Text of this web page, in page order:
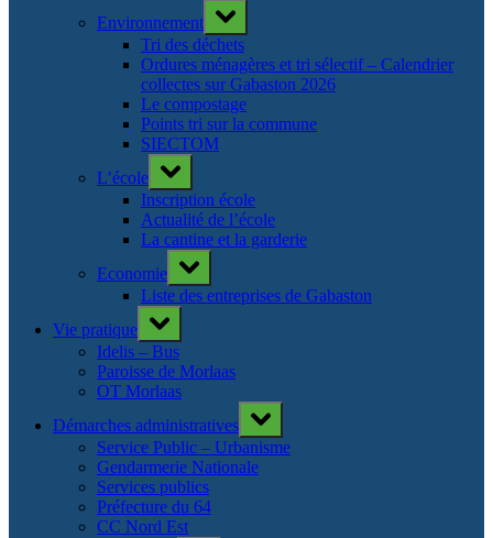
Environnement
Toggle
sub-
menu
Tri des déchets
Ordures ménagères et tri sélectif – Calendrier
collectes sur Gabaston 2026
Le compostage
Points tri sur la commune
SIECTOM
L’école
Toggle
sub-
menu
Inscription école
Actualité de l’école
La cantine et la garderie
Economie
Toggle
sub-
menu
Liste des entreprises de Gabaston
Vie pratique
Toggle
sub-
menu
Idelis – Bus
Paroisse de Morlaas
OT Morlaas
Démarches administratives
Toggle
sub-
menu
Service Public – Urbanisme
Gendarmerie Nationale
Services publics
Préfecture du 64
CC Nord Est